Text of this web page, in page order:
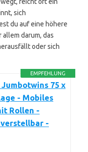
sich
du auf eine höhere
darum, das
oder sich
EMPFEHLUNG
75 x
- Mobiles
Rollen -
-